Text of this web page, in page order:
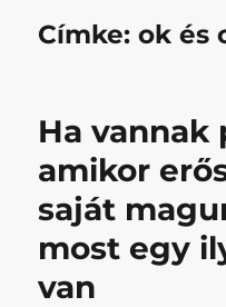
Címke:ok és
Ha vannak
amikor
saját
most egy
van